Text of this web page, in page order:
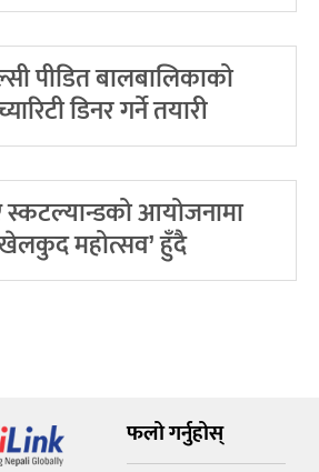
पीडित बालबालिकाको
डिनर गर्ने तयारी
आयोजनामा
महोत्सव’ हुँदै
फलो गर्नुहोस्